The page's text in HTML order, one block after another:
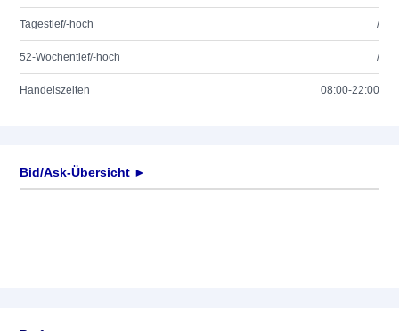
Tagestief/-hoch /
52-Wochentief/-hoch /
Handelszeiten 08:00-22:00
Bid/Ask-Übersicht ►